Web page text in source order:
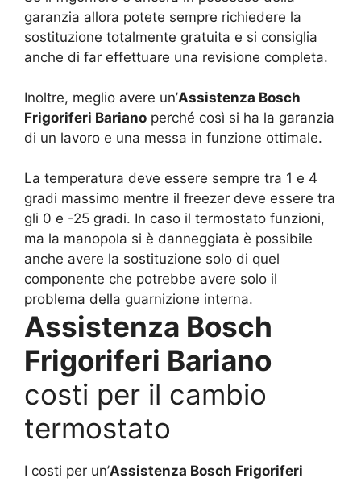
garanzia allora potete sempre richiedere la
sostituzione totalmente gratuita e si consiglia
anche di far effettuare una revisione completa.
Inoltre, meglio avere un’Assistenza Bosch
Frigoriferi Bariano perché così si ha la garanzia
di un lavoro e una messa in funzione ottimale.
La temperatura deve essere sempre tra 1 e 4
gradi massimo mentre il freezer deve essere tra
gli 0 e -25 gradi. In caso il termostato funzioni,
ma la manopola si è danneggiata è possibile
anche avere la sostituzione solo di quel
componente che potrebbe avere solo il
problema della guarnizione interna.
Assistenza Bosch
Frigoriferi Bariano
costi per il cambio
termostato
I costi per un’Assistenza Bosch Frigoriferi